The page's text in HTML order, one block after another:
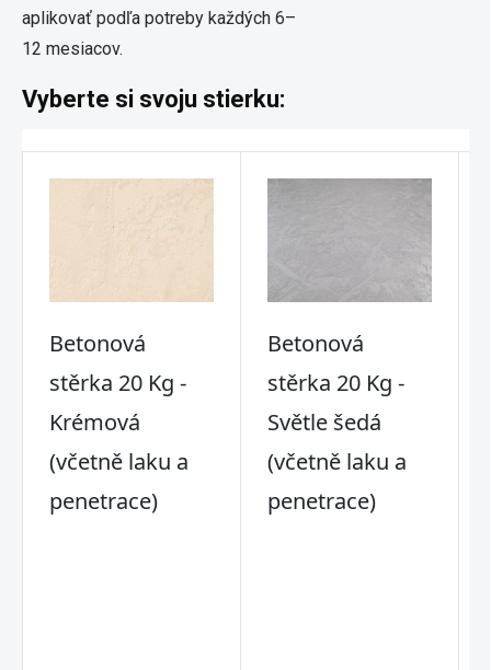
aplikovať podľa potreby každých 6–
12 mesiacov.
Vyberte si svoju stierku: